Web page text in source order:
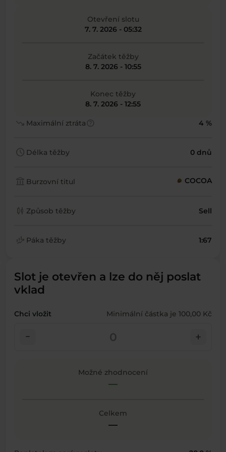
Otevření slotu
7. 7. 2026 - 05:32
Začátek těžby
8. 7. 2026 - 10:55
Konec těžby
8. 7. 2026 - 12:55
trending_down Maximální ztrátahelp 4 %
schedule Délka těžby 0 dnů
account_balance Burzovní titul COCOA
candlestick_chart Způsob těžby Sell
finance_mode Páka těžby 1:67
Slot je otevřen a lze do něj poslat
vklad
Chci vložit Minimální částka je 100,00 Kč
check_indeterminate_small add
Možné zhodnocení
—
Celkem
—